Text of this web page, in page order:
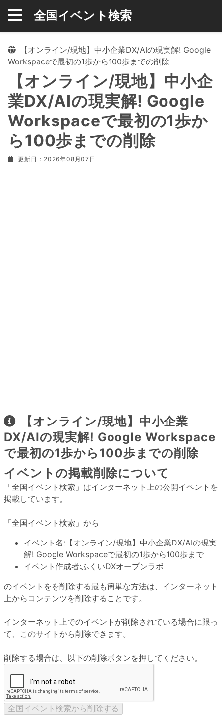
全国イベント検索
【オンライン/現地】中小企業DX/AIの現実解! Google
Workspaceで最初の1歩から100歩までの削除
【オンライン/現地】中小企
業DX/AIの現実解! Google
Workspaceで最初の1歩か
ら100歩までの削除
更新日：2026年08月07日
【オンライン/現地】中小企業
DX/AIの現実解! Google Workspace
で最初の1歩から100歩までの削除
イベントの掲載削除について
「全国イベント検索」はインターネット上の公開イベントを
掲載しています。
「全国イベント検索」から
イベント名: 【オンライン/現地】中小企業DX/AIの現実
解! Google Workspaceで最初の1歩から100歩まで
イベント作成者:ふくいDXオープンラボ
のイベントをを削除する最も簡単な方法は、インターネット
上からコンテンツを削除することです。
インターネット上でのイベントが削除されている場合に限っ
て、このサイトから削除できます。
削除する場合は、以下の削除ボタンを押してください。
全国イベント検索から削除する